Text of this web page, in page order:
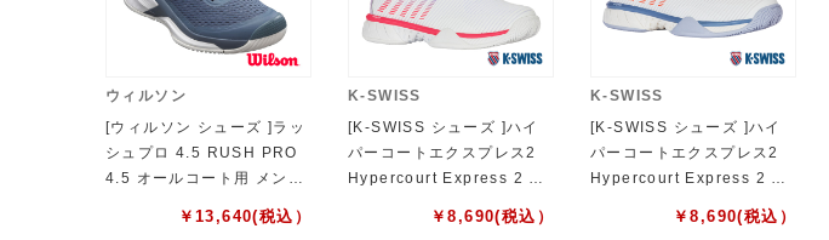
ウィルソン
[ウィルソン シューズ ]ラッ
シュプロ 4.5 RUSH PRO
4.5 オールコート用 メンズ
￥ 13,640(税込）
K-SWISS
[K-SWISS シューズ ]ハイ
パーコートエクスプレス2
Hypercourt Express 2 レ
ディース KS96613182WP
￥8,690(税込）
K-SWISS
[K-SWISS シューズ ]ハイ
パーコートエクスプレス2
Hypercourt Express 2 メ
ンズ KS06613139WB
￥8,690(税込）